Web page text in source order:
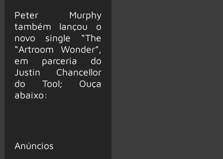
Peter Murphy
também lançou o
novo single “The
“Artroom Wonder”,
em parceria do
Justin Chancellor
do Tool; Ouça
abaixo:
Anúncios